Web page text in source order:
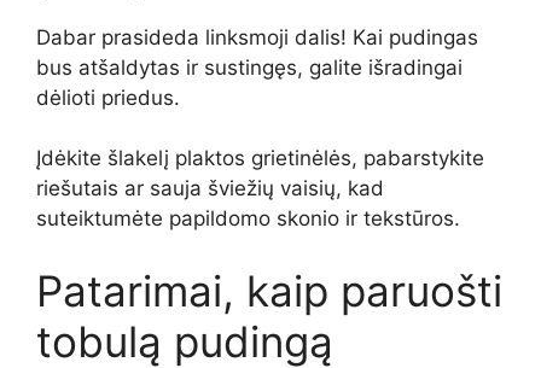
Dabar prasideda linksmoji dalis! Kai pudingas
bus atšaldytas ir sustingęs, galite išradingai
dėlioti priedus.
Įdėkite šlakelį plaktos grietinėlės, pabarstykite
riešutais ar sauja šviežių vaisių, kad
suteiktumėte papildomo skonio ir tekstūros.
Patarimai, kaip paruošti
tobulą pudingą